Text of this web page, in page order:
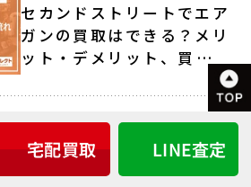
セカンドストリートでエア
ガンの買取はできる？メリ
ット・デメリット、買取の
2026.05.25
光学機器の買取相場｜スコ
ープやドットサイト、タク
宅配買取 LINE査定